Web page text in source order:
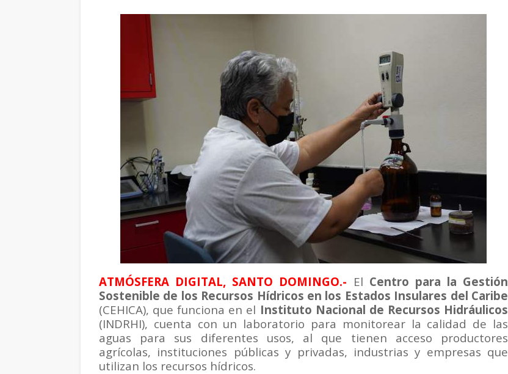
ATMÓSFERA DIGITAL, SANTO DOMINGO.- El Centro para la Gestión
Sostenible de los Recursos Hídricos en los Estados Insulares del Caribe
(CEHICA), que funciona en el Instituto Nacional de Recursos Hidráulicos
(INDRHI), cuenta con un laboratorio para monitorear la calidad de las
aguas para sus diferentes usos, al que tienen acceso productores
agrícolas, instituciones públicas y privadas, industrias y empresas que
utilizan los recursos hídricos.